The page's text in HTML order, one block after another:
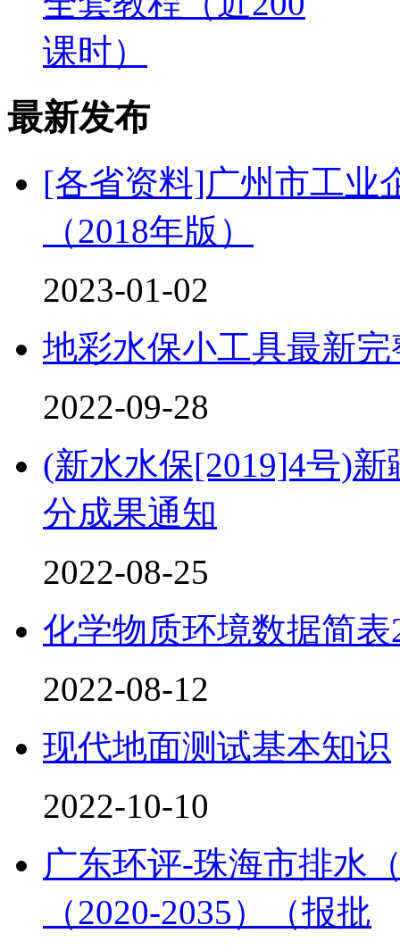
课时）
最新发布
[各省资料]广州市工业
（2018年版）
2023-01-02
地彩水保小工具最新完
2022-09-28
(新水水保[2019]4号)
分成果通知
2022-08-25
化学物质环境数据简表
2022-08-12
现代地面测试基本知识
2022-10-10
广东环评-珠海市排水
（2020-2035）（报批